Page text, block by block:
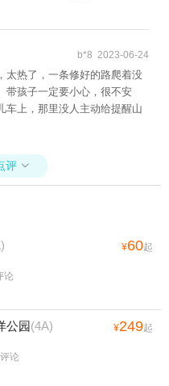
b*8 2023-06-24
太热了，一条修好的路爬着没
带孩子一定要小心，很不安
车上，那里没人主动给提醒山
评 
¥60起
论
公园(4A) ¥249起
论